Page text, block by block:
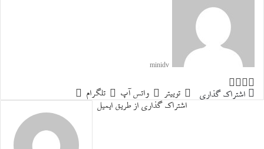
minidv
آپ
گذاری
اشتراک گذاری توییتر واتس آپ
تلگرام
اشتراک گذاری از طریق ایمیل